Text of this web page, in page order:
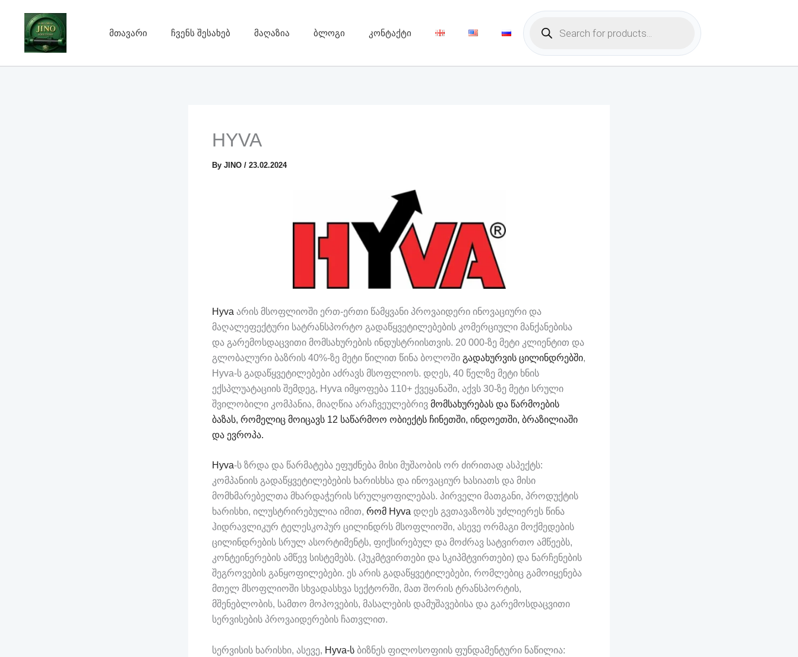
content
მთავარი ჩვენს შესახებ მაღაზია ბლოგი კონტაქტი
Products
search
HYVA
By JINO / 23.02.2024
Hyva არის მსოფლიოში ერთ-ერთი წამყვანი პროვაიდერი ინოვაციური და
მაღალეფექტური სატრანსპორტო გადაწყვეტილებების კომერციული მანქანებისა
და გარემოსდაცვითი მომსახურების ინდუსტრიისთვის. 20 000-ზე მეტი კლიენტით და
გლობალური ბაზრის 40%-ზე მეტი წილით წინა ბოლოში გადახურვის ცილინდრებში,
Hyva-ს გადაწყვეტილებები აძრავს მსოფლიოს. დღეს, 40 წელზე მეტი ხნის
ექსპლუატაციის შემდეგ, Hyva იმყოფება 110+ ქვეყანაში, აქვს 30-ზე მეტი სრული
შვილობილი კომპანია, მიაღწია არაჩვეულებრივ მომსახურებას და წარმოების
ბაზას, რომელიც მოიცავს 12 საწარმოო ობიექტს ჩინეთში, ინდოეთში, ბრაზილიაში
და ევროპა.
Hyva-ს ზრდა და წარმატება ეფუძნება მისი მუშაობის ორ ძირითად ასპექტს:
კომპანიის გადაწყვეტილებების ხარისხსა და ინოვაციურ ხასიათს და მისი
მომხმარებელთა მხარდაჭერის სრულყოფილებას. პირველი მათგანი, პროდუქტის
ხარისხი, ილუსტრირებულია იმით, რომ Hyva დღეს გვთავაზობს უძლიერეს წინა
ჰიდრავლიკურ ტელესკოპურ ცილინდრს მსოფლიოში, ასევე ორმაგი მოქმედების
ცილინდრების სრულ ასორტიმენტს, ფიქსირებულ და მოძრავ სატვირთო ამწეებს,
კონტეინერების ამწევ სისტემებს. (ჰუკმტვირთები და სკიპმტვირთები) და ნარჩენების
შეგროვების განყოფილებები. ეს არის გადაწყვეტილებები, რომლებიც გამოიყენება
მთელ მსოფლიოში სხვადასხვა სექტორში, მათ შორის ტრანსპორტის,
მშენებლობის, სამთო მოპოვების, მასალების დამუშავებისა და გარემოსდაცვითი
სერვისების პროვაიდერების ჩათვლით.
სერვისის ხარისხი, ასევე, Hyva-ს ბიზნეს ფილოსოფიის ფუნდამენტური ნაწილია: